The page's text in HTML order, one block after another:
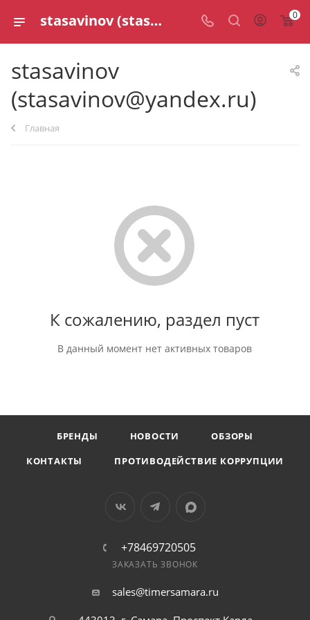
stasavinov (stasavinov@yandex.ru) 0
stasavinov
(stasavinov@yandex.ru)
Главная
К сожалению, раздел пуст
В данный момент нет активных товаров
БРЕНДЫ НОВОСТИ
ОБЗОРЫ
КОНТАКТЫ
ПРОТИВОДЕЙСТВИЕ КОРРУПЦИИ
+78469720505
ЗАКАЗАТЬ ЗВОНОК
sales@timersamara.ru